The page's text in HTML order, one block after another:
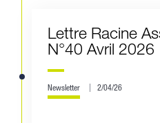
Lettre Racine
N°40 Avril 2026
Newsletter 2/04/26